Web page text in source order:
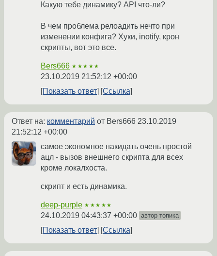
Какую тебе динамику? API что-ли?
В чем проблема релоадить нечто при
изменении конфига? Хуки, inotify, крон
скрипты, вот это все.
Bers666 ★★★★★
23.10.2019 21:52:12 +00:00
Показать ответ
Ссылка
Ответ на: комментарий от Bers666 23.10.2019
21:52:12 +00:00
самое экономное накидать очень простой
ацл - вызов внешнего скрипта для всех
кроме локалхоста.
скрипт и есть динамика.
deep-purple ★★★★★
24.10.2019 04:43:37 +00:00 автор топика
Показать ответ Ссылка